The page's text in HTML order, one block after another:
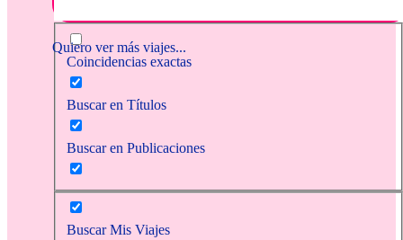
Quiero ver más viajes...
Coincidencias exactas
Buscar en Títulos
Buscar en Publicaciones
Buscar Mis Viajes